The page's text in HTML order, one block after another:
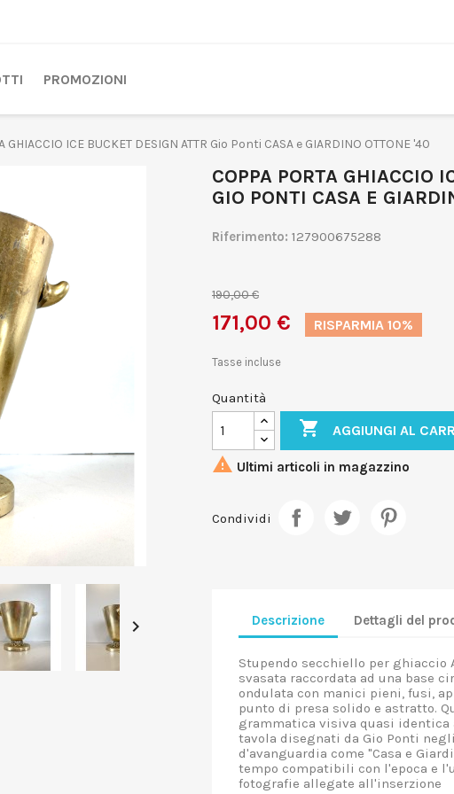
PROMOZIONI
GHIACCIO ICE BUCKET DESIGN ATTR Gio Ponti CASA e GIARDINO OTTONE '40

COPPA PORTA GHIACCIO
GIO PONTI CASA E
Riferimento: 127900675288
190,00 €
171,00 € RISPARMIA 10%
Tasse incluse
Quantità
 AGGIUNGI AL
 Ultimi articoli in magazzino
Condividi
Descrizione Dettagli del
Stupendo secchiello per ghiaccio
svasata raccordata ad una base
ondulata con manici pieni, fusi,
punto di presa solido e astratto.
grammatica visiva quasi identica
tavola disegnati da Gio Ponti
d'avanguardia come "Casa e
tempo compatibili con l'epoca e
fotografie allegate all'inserzione